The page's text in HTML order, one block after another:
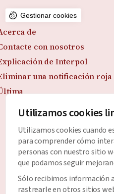
Utilizamos cookies
Utilizamos cookies cuando
para comprender cómo
personas con nuestro sitio
que podamos seguir
Sólo recibimos información
rastrearle en otros sitios
Gestionar cookies
de
con nosotros
de Interpol
una notificación roja
Únete al Boletín
Manténgase al día con
desarrollos sobre las
Dirección de correo